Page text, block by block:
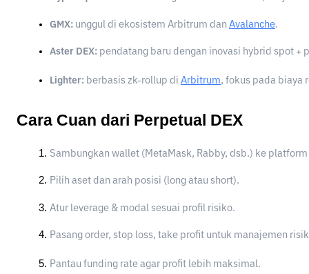
GMX: unggul di ekosistem Arbitrum dan Avalanche.
Aster DEX: pendatang baru dengan inovasi hybrid spot +
Lighter: berbasis zk-rollup di Arbitrum, fokus pada biaya
Cara Cuan dari Perpetual DEX
Sambungkan wallet (MetaMask, Rabby, dsb.) ke
Pilih aset dan arah posisi (long atau short).
Atur leverage & modal sesuai profil risiko.
Pasang order, stop loss, take profit untuk manajemen
Pantau funding rate agar profit lebih maksimal.